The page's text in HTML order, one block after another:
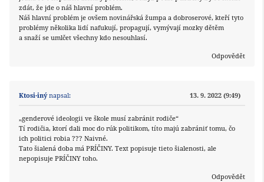
zdát, že jde o náš hlavní problém.
Náš hlavní problém je ovšem novinářská žumpa a dobroserové, kteří tyto
problémy několika lidí nafukují, propagují, vymývají mozky dětěm
a snaží se umlčet všechny kdo nesouhlasí.
Odpovědět
Ktosi-iný napsal: 13. 9. 2022 (9:49)
„genderové ideologii ve škole musí zabránit rodiče“
Tí rodičia, ktorí dali moc do rúk politikom, títo majú zabrániť tomu, čo
ich politici robia ??? Naivné.
Tato šialená doba má PRÍČINY. Text popisuje tieto šialenosti, ale
nepopisuje PRÍČINY toho.
Odpovědět